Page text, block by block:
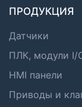
ПРОДУКЦИЯ
Датчики
ПЛК, модули I/
HMI панели
Приводы и